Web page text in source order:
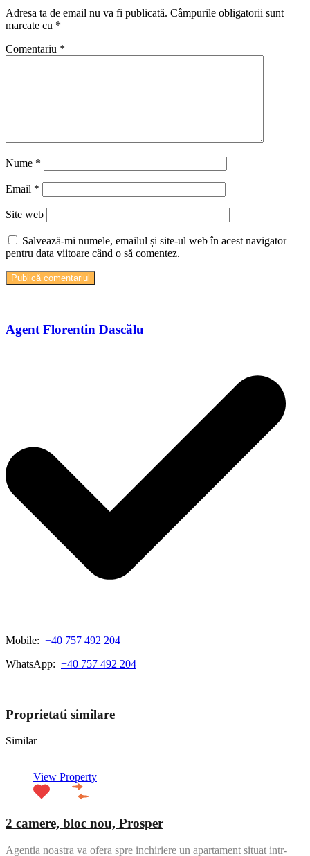
Adresa ta de email nu va fi publicată. Câmpurile obligatorii sunt
marcate cu *
Comentariu *
Nume *
Email *
Site web
Salvează-mi numele, emailul și site-ul web în acest navigator
pentru data viitoare când o să comentez.
Agent Florentin Dascălu
Mobile: +40 757 492 204
WhatsApp: +40 757 492 204
Proprietati similare
Similar
View Property
2 camere, bloc nou, Prosper
Agentia noastra va ofera spre inchiriere un apartament situat intr-